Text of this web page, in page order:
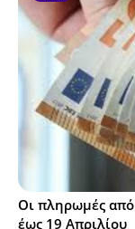
Οι πληρωμές
έως 19 Απριλίου